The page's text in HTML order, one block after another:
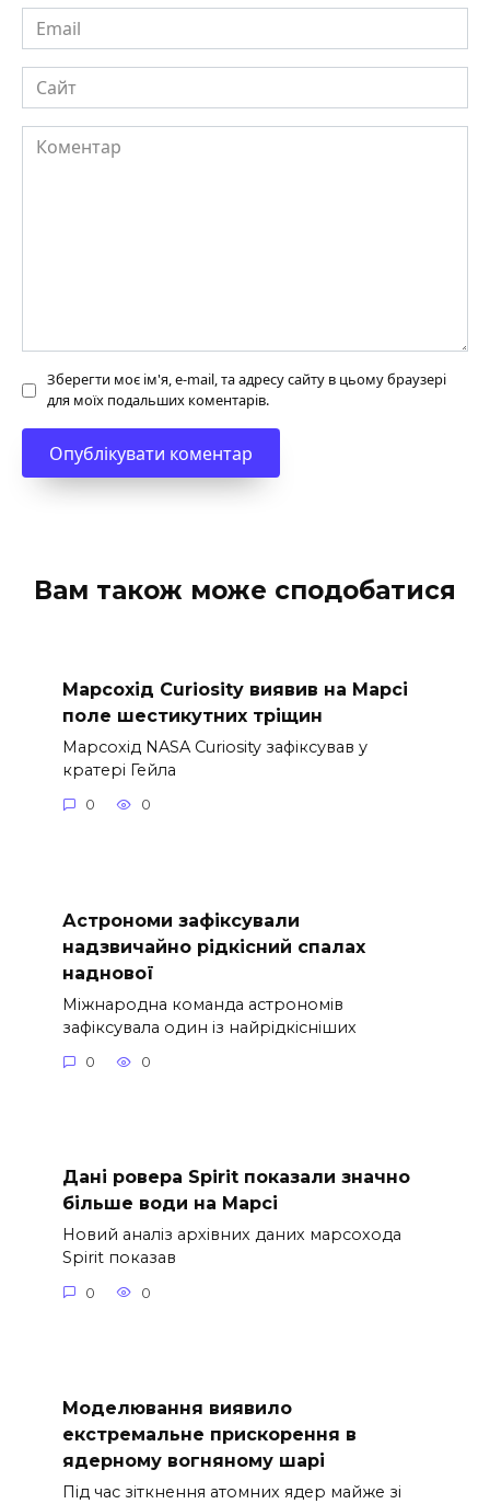
Email
Сайт
Коментар
Зберегти моє ім'я, e-mail, та адресу сайту в цьому браузері
для моїх подальших коментарів.
Вам також може сподобатися
Марсохід Curiosity виявив на Марсі
поле шестикутних тріщин
Марсохід NASA Curiosity зафіксував у
кратері Гейла
0 0
Астрономи зафіксували
надзвичайно рідкісний спалах
наднової
Міжнародна команда астрономів
зафіксувала один із найрідкісніших
0 0
Дані ровера Spirit показали значно
більше води на Марсі
Новий аналіз архівних даних марсохода
Spirit показав
0 0
Моделювання виявило
екстремальне прискорення в
ядерному вогняному шарі
Під час зіткнення атомних ядер майже зі